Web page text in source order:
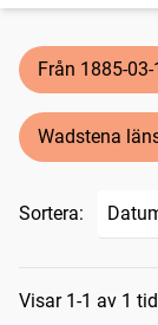
Från 1885-03-
Wadstena
Sortera:
Visar 1-1 av 1